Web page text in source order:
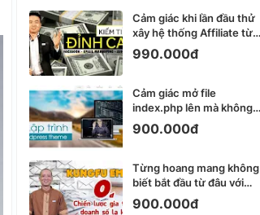
Cảm giác khi lần đầu thử
xây hệ thống Affiliate từ
Facebook cá nhân
990.000đ
Cảm giác mở file
index.php lên mà không
biết viết gì tiếp theo
900.000đ
Từng hoang mang không
biết bắt đầu từ đâu với
Email Marketing
900.000đ